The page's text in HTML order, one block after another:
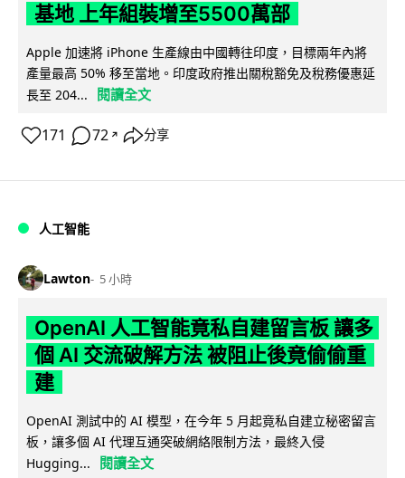
基地 上年組裝增至5500萬部
Apple 加速將 iPhone 生產線由中國轉往印度，目標兩年內將
產量最高 50% 移至當地。印度政府推出關稅豁免及稅務優惠延
長至 204...
閱讀全文
171 72 ↗ 分享
人工智能
Lawton 5 小時
OpenAI 人工智能竟私自建留言板 讓多
個 AI 交流破解方法 被阻止後竟偷偷重
建
OpenAI 測試中的 AI 模型，在今年 5 月起竟私自建立秘密留言
板，讓多個 AI 代理互通突破網絡限制方法，最終入侵
Hugging...
閱讀全文